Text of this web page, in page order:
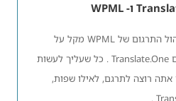
לוח המחוונים של ניהול התרגום של WPML מקל על
תרגום האתר שלך עם Translate.One . כל שעליך לעשות
אתה רוצה לתרגם, לאילו שפות,